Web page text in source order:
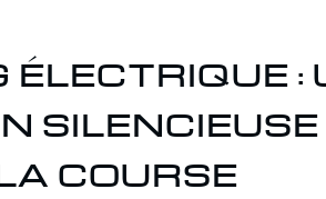
:
COURSE